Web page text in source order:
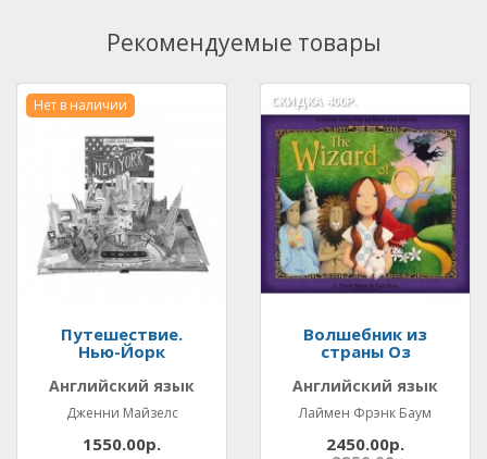
Рекомендуемые товары
Нет в наличии
Путешествие.
Нью-Йорк
Английский язык
Дженни Майзелс
1550.00р.
Волшебник из
страны Оз
Английский язык
Лаймен Фрэнк Баум
СКИДКА 400Р.
2450.00р.